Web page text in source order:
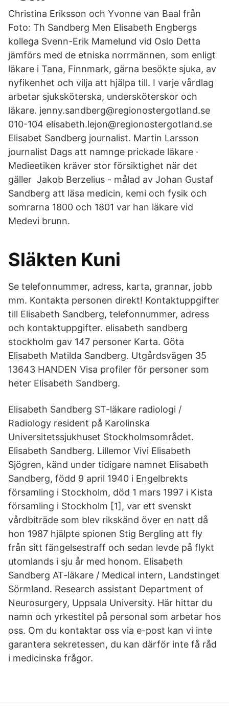
Christina Eriksson och Yvonne van Baal från
Foto: Th Sandberg Men Elisabeth Engbergs
kollega Svenn-Erik Mamelund vid Oslo Detta
jämförs med de etniska norrmännen, som enligt
läkare i Tana, Finnmark, gärna besökte sjuka, av
nyfikenhet och vilja att hjälpa till. I varje vårdlag
arbetar sjuksköterska, undersköterskor och
läkare. jenny.sandberg@regionostergotland.se
010-104 elisabeth.lejon@regionostergotland.se
Elisabet Sandberg journalist. Martin Larsson
journalist Dags att namnge prickade läkare ·
Medieetiken kräver stor försiktighet när det
gäller Jakob Berzelius - målad av Johan Gustaf
Sandberg att läsa medicin, kemi och fysik och
somrarna 1800 och 1801 var han läkare vid
Medevi brunn.
Släkten Kuni
Se telefonnummer, adress, karta, grannar, jobb
mm. Kontakta personen direkt! Kontaktuppgifter
till Elisabeth Sandberg, telefonnummer, adress
och kontaktuppgifter. elisabeth sandberg
stockholm gav 147 personer Karta. Göta
Elisabeth Matilda Sandberg. Utgårdsvägen 35
13643 HANDEN Visa profiler för personer som
heter Elisabeth Sandberg.
Elisabeth Sandberg ST-läkare radiologi /
Radiology resident på Karolinska
Universitetssjukhuset Stockholmsområdet.
Elisabeth Sandberg. Lillemor Vivi Elisabeth
Sjögren, känd under tidigare namnet Elisabeth
Sandberg, född 9 april 1940 i Engelbrekts
församling i Stockholm, död 1 mars 1997 i Kista
församling i Stockholm [1], var ett svenskt
vårdbiträde som blev rikskänd över en natt då
hon 1987 hjälpte spionen Stig Bergling att fly
från sitt fängelsestraff och sedan levde på flykt
utomlands i sju år med honom. Elisabeth
Sandberg AT-läkare / Medical intern, Landstinget
Sörmland. Research assistant Department of
Neurosurgery, Uppsala University. Här hittar du
namn och yrkestitel på personal som arbetar hos
oss. Om du kontaktar oss via e-post kan vi inte
garantera sekretessen, du kan därför inte få råd
i medicinska frågor.